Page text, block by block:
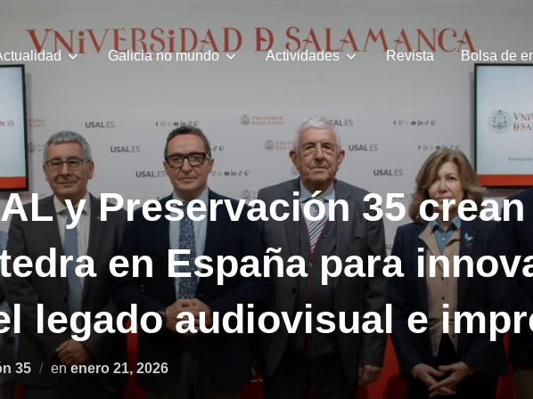
Galicia no mundo Actividades Revista Bolsa de
y Preservación 35
en España para
legado audiovisual e
35 enPublicado
enero 21, 2026